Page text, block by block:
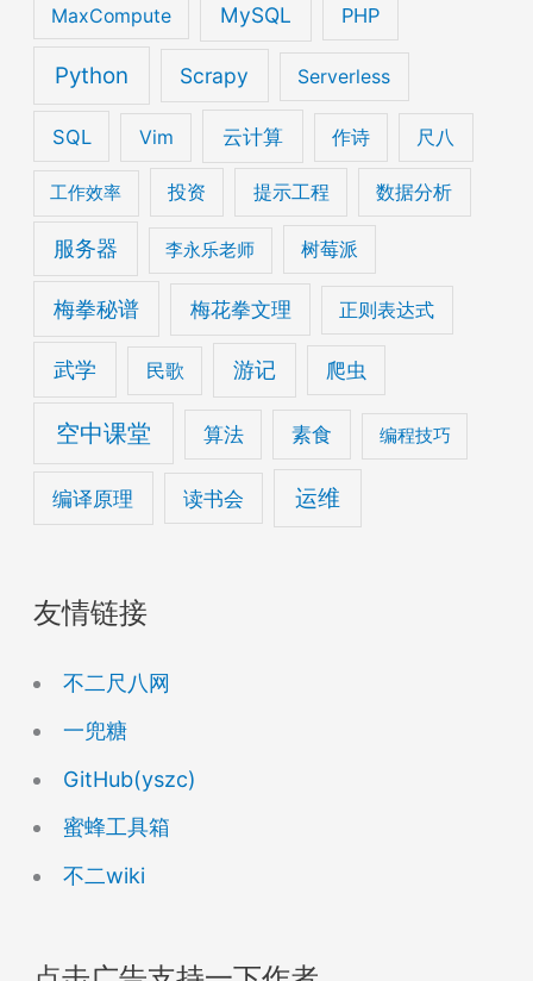
MaxCompute MySQL PHP
Python Scrapy Serverless
SQL Vim 云计算 作诗 尺八
工作效率 投资 提示工程 数据分析
服务器 李永乐老师 树莓派
梅拳秘谱 梅花拳文理 正则表达式
武学 民歌 游记 爬虫
空中课堂 算法 素食 编程技巧
编译原理 读书会 运维
友情链接
不二尺八网
一兜糖
GitHub(yszc)
蜜蜂工具箱
不二wiki